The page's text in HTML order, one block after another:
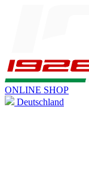
ONLINE SHOP
Deutschland